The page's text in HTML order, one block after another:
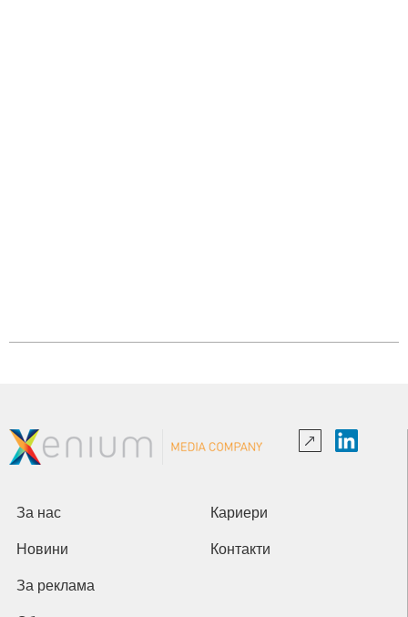
За нас Кариери
Новини Контакти
За реклама